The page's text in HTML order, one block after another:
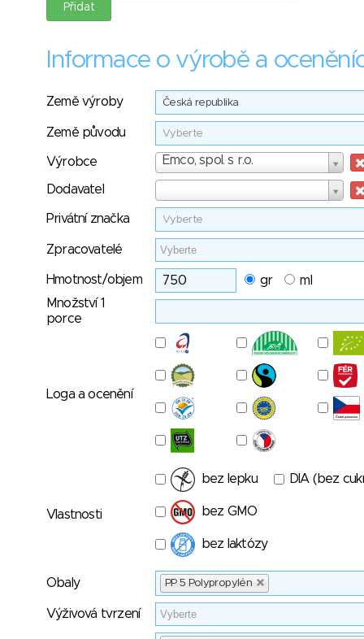
Informace o výrobě a
Země výroby Česká republika
Země původu Vyberte
Výrobce Emco, spol. s r.o.
Výrobce
Dodavatel
Privátní značka Vyberte
Zpracovatelé
Hmotnost/objem gr
ml
Množství 1
porce
Loga a ocenění
Vlastnosti
bez lepku DIA (bez
bez GMO
bez laktózy
Obaly PP 5 Polypropylén
Výživová tvrzení